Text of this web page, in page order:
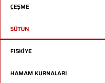
ÇEŞME
SÜTUN
FISKİYE
HAMAM KURNALARI